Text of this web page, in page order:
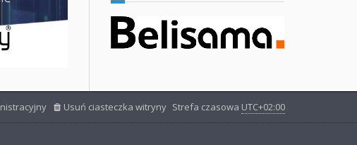
Strefa czasowa UTC+02:00
Usuń ciasteczka witryny